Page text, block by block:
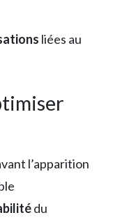
liées au
l’apparition
du